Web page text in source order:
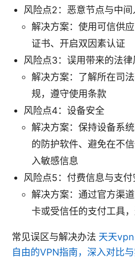
风险点2：恶意节点与中间
解决方案：使用可信供
证书、开启双因素认证
风险点3：误用带来的法律
解决方案：了解所在司
规，遵守使用条款
风险点4：设备安全
解决方案：保持设备系
的防护软件、避免在不
入敏感信息
风险点5：付费信息与支付
解决方案：通过官方渠
卡或受信任的支付工具
常见误区与解决办法 天天
自由的VPN指南，深入对比